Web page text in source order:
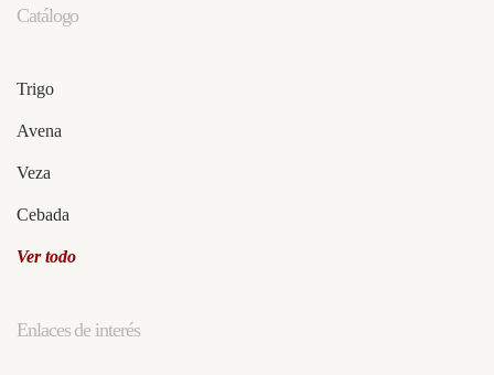
Catálogo
Trigo
Avena
Veza
Cebada
Ver todo
Enlaces de interés